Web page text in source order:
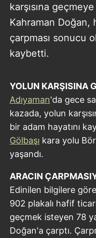
karşısına
Kahraman Doğan,
çarpması sonucu
kaybetti.
YOLUN KARŞISINA
Adıyaman'da gece
kazada, yolun
bir adam hayatını
Gölbaşı kara yolu
yaşandı.
ARACIN
Edinilen bilgilere
902 plakalı hafif
geçmek isteyen 78
Doğan'a çarptı.